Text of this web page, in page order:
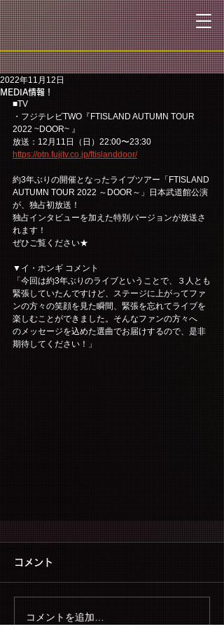
MEDIA情報！
2022年11月12日
■TV
・フジテレビTWO『FTISLAND AUTUMN TOUR
2022 ~DOOR~ 』
放送：12月11日（日）22:00〜23:30
https://otn.fujitv.co.jp/ftislanddoor/
約3年ぶりの開催となったライブツアー「FTISLAND
AUTUMN TOUR 2022 ～DOOR～」日本武道館公演
が、独占初放送！
独占インタビューを加えた特別バージョンが放送さ
れます！
ぜひご覧ください★
▼イ・ホンギ コメント
「今回は約3年ぶりのライブということで、３人とも
緊張していたんですけど、ステージに上がってファ
ンの方々の笑顔を見た瞬間、緊張を忘れてライブを
楽しむことができました。そんなファンの方々へ
のメッセージを込めた選曲でお届けするので、是非
期待してください！」
コメント
コメントを追加…